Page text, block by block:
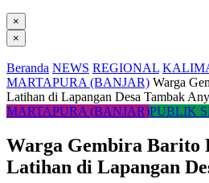
×
×
Beranda NEWS REGIONAL
MARTAPURA (BANJAR) Warga
Latihan di Lapangan Desa Tambak
MARTAPURA (BANJAR)PUBLIK
Warga Gembira Barito
Latihan di Lapangan